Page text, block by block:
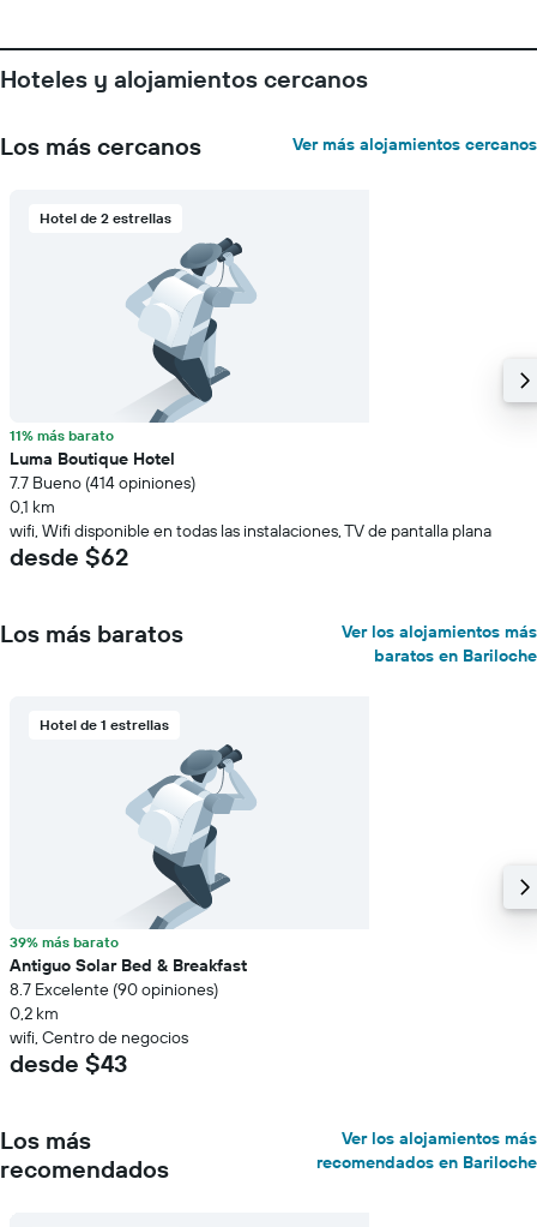
Hoteles y alojamientos cercanos
Los más cercanos Ver más alojamientos cercanos
Hotel de 2 estrellas
11% más barato
Luma Boutique Hotel
7.7 Bueno (414 opiniones)
0,1 km
wifi, Wifi disponible en todas las instalaciones, TV de pantalla plana
desde $62
Los más baratos
Ver los alojamientos más
baratos en Bariloche
Hotel de 1 estrellas
39% más barato
Antiguo Solar Bed & Breakfast
8.7 Excelente (90 opiniones)
0,2 km
wifi, Centro de negocios
desde $43
Los más
recomendados
Ver los alojamientos más
recomendados en Bariloche